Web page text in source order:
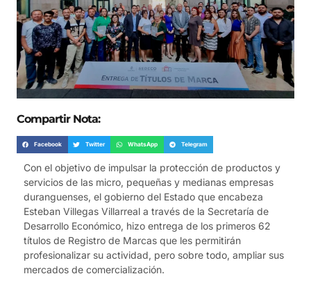
Compartir Nota:
Facebook Twitter WhatsApp Telegram
Con el objetivo de impulsar la protección de productos y
servicios de las micro, pequeñas y medianas empresas
duranguenses, el gobierno del Estado que encabeza
Esteban Villegas Villarreal a través de la Secretaría de
Desarrollo Económico, hizo entrega de los primeros 62
títulos de Registro de Marcas que les permitirán
profesionalizar su actividad, pero sobre todo, ampliar sus
mercados de comercialización.